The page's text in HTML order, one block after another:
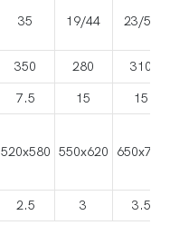
35 19/44 23/52
350 280 310
7.5 15
15
520x580 550x620 650x750
2.5 3 3.5